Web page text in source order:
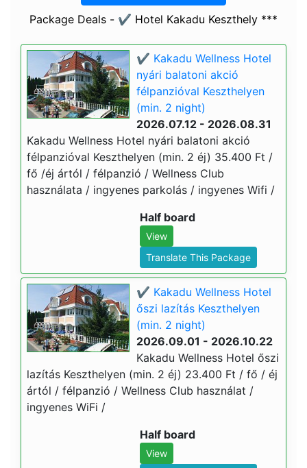
Package Deals - ✔️ Hotel Kakadu Keszthely ***
✔️ Kakadu Wellness Hotel
nyári balatoni akció
félpanzióval Keszthelyen
(min. 2 night)
2026.07.12 - 2026.08.31
Kakadu Wellness Hotel nyári balatoni akció
félpanzióval Keszthelyen (min. 2 éj) 35.400 Ft /
fő /éj ártól / félpanzió / Wellness Club
használata / ingyenes parkolás / ingyenes Wifi /
Half board
View
Translate This Package
✔️ Kakadu Wellness Hotel
őszi lazítás Keszthelyen
(min. 2 night)
2026.09.01 - 2026.10.22
Kakadu Wellness Hotel őszi
lazítás Keszthelyen (min. 2 éj) 23.400 Ft / fő / éj
ártól / félpanzió / Wellness Club használat /
ingyenes WiFi /
Half board
View